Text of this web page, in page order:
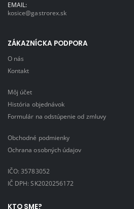
EMAIL:
kosice@gastrorex.sk
ZÁKAZNÍCKA PODPORA
O nás
Kontakt
Môj účet
História objednávok
Formulár na odstúpenie od zmluvy
Obchodné podmienky
Ochrana osobných údajov
IČO: 35783052
IČ DPH: SK2020256172
KTO SME?